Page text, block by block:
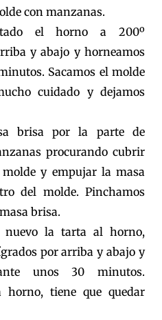
con manzanas.
el horno a 200º
y abajo y horneamos
Sacamos el molde
cuidado y dejamos
brisa por la parte de
procurando cubrir
y empujar la masa
del molde. Pinchamos
brisa.
nuevo la tarta al horno,
por arriba y abajo y
unos 30 minutos.
horno, tiene que quedar